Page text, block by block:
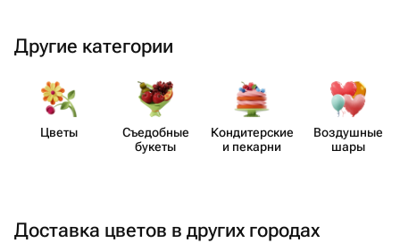
Другие категории
Цветы
Съедобные
букеты
Кондит​ерские
и пекарни
Воздушные
шары
Доставка цветов в других городах